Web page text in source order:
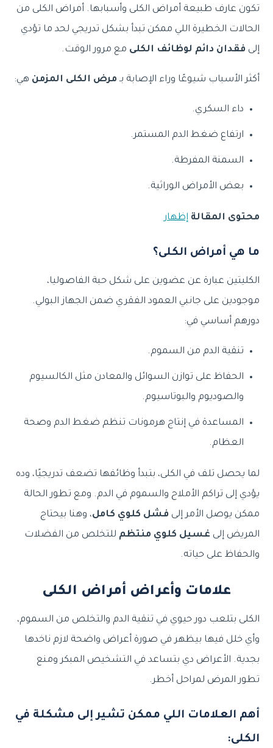
تكون عارف طبيعة أمراض الكلى وأسبابها. أمراض الكلى من
الحالات الخطيرة اللي ممكن تبدأ بشكل تدريجي لحد ما تؤدي
إلى فقدان دائم لوظائف الكلى مع مرور الوقت.
أكثر الأسباب شيوعًا وراء الإصابة بـ مرض الكلى المزمن هي:
داء السكري.
ارتفاع ضغط الدم المستمر.
السمنة المفرطة.
بعض الأمراض الوراثية.
محتوى المقالة إظهار
ما هي أمراض الكلى؟
الكليتين عبارة عن عضوين على شكل حبة الفاصوليا،
موجودين على جانبي العمود الفقري ضمن الجهاز البولي.
دورهم أساسي في:
تنقية الدم من السموم.
الحفاظ على توازن السوائل والمعادن مثل الكالسيوم
والصوديوم والبوتاسيوم.
المساعدة في إنتاج هرمونات تنظم ضغط الدم وصحة
العظام.
لما يحصل تلف في الكلى، بتبدأ وظائفها تضعف تدريجيًا، وده
يؤدي إلى تراكم الأملاح والسموم في الدم. ومع تطور الحالة
ممكن يوصل الأمر إلى فشل كلوي كامل، وهنا بيحتاج
المريض إلى غسيل كلوي منتظم للتخلص من الفضلات
والحفاظ على حياته.
علامات وأعراض أمراض الكلى
الكلى بتلعب دور حيوي في تنقية الدم والتخلص من السموم،
وأي خلل فيها بيظهر في صورة أعراض واضحة لازم ناخدها
بجدية. الأعراض دي بتساعد في التشخيص المبكر ومنع
تطور المرض لمراحل أخطر.
أهم العلامات اللي ممكن تشير إلى مشكلة في
الكلى: